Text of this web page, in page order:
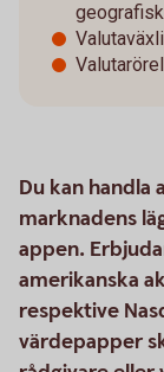
Du kan handla
marknadens
appen.
amerikanska
respektive
värdepapper